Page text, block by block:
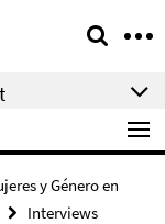
y Género en
Interviews